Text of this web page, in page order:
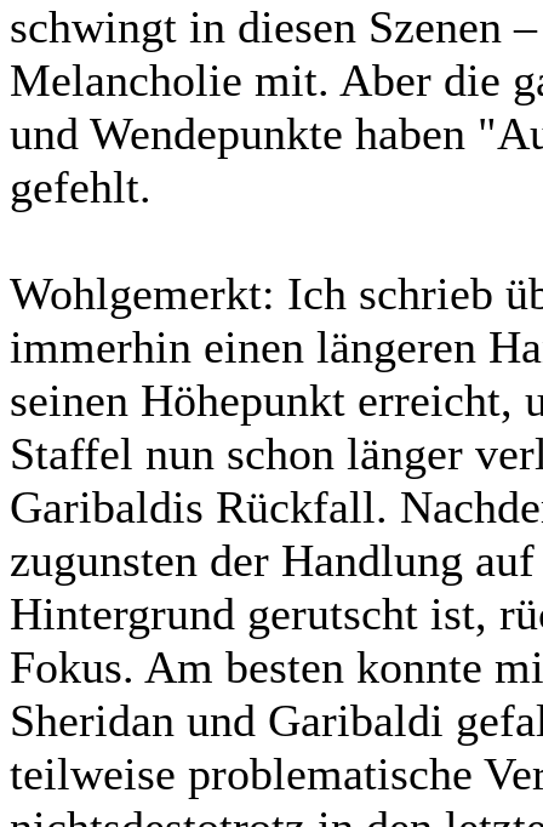
schwingt in diesen Szenen
Melancholie mit. Aber die
und Wendepunkte haben
gefehlt.
Wohlgemerkt: Ich schrieb
immerhin einen längeren
seinen Höhepunkt erreicht,
Staffel nun schon länger
Garibaldis Rückfall.
zugunsten der Handlung
Hintergrund gerutscht ist,
Fokus. Am besten konnte
Sheridan und Garibaldi
teilweise problematische